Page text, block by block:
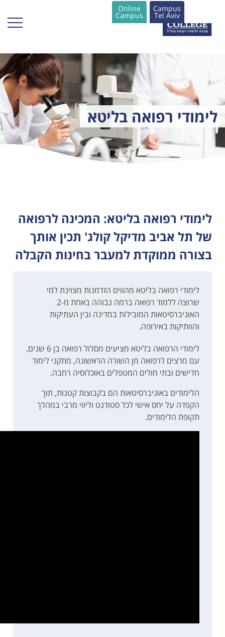
Campus
Tel Aviv
Online
Campus
לימודי רפואה בליטא
לימודי רפואה בליטא: המכינה לרפואה
של תל אביב מדיקל קולג' תכין אותך
בצורה ממוקדת למעבר בחינות הקבלה
לימודי רפואה בליטא מהווים הזדמנות מצוינת למי
שרוצה ללמוד רפואה ברמה גבוהה באחת מ-2
האוניברסיטאות המובילות במדינה ובין העתיקות
והוותיקות באירופה.
לימודי הרפואה בליטא מציעים מסלול רפואה בן 6 שנים,
עם מרצים לרפואה מן השורה הראשונה, מתקני לימוד
חדישים ובתי חולים המטפלים באוכלוסיה רחבה.
הלימודים באוניברסיטאות הם בקבוצות קטנות, תוך
הקפדה על יחס אישי לכל סטודנט וליווי מרבי במהלך
תקופת הלימודים.